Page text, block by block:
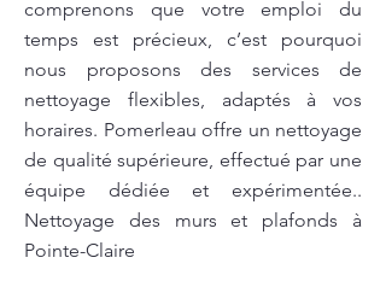
comprenons que votre emploi du
temps est précieux, c’est pourquoi
nous proposons des services de
nettoyage flexibles, adaptés à vos
horaires. Pomerleau offre un nettoyage
de qualité supérieure, effectué par une
équipe dédiée et expérimentée..
Nettoyage des murs et plafonds à
Pointe-Claire